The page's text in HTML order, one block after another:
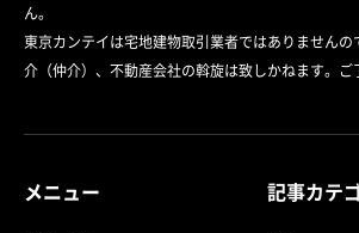
ん。
東京カンテイは宅地建物取引業者ではありません
介（仲介）、不動産会社の斡旋は致しかねます。ご
メニュー 記事カテ